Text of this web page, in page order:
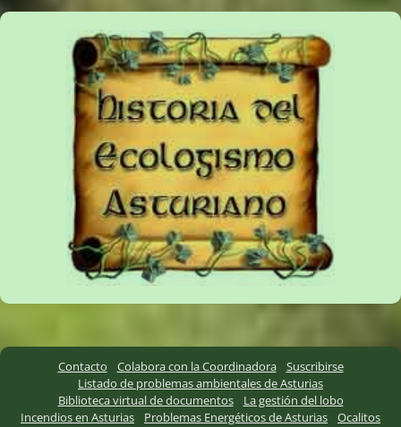
Contacto Colabora con la Coordinadora
Suscribirse
Listado de problemas ambientales de Asturias
Biblioteca virtual de documentos
La gestión del lobo
Incendios en Asturias
Problemas Energéticos de Asturias
Ocalitos